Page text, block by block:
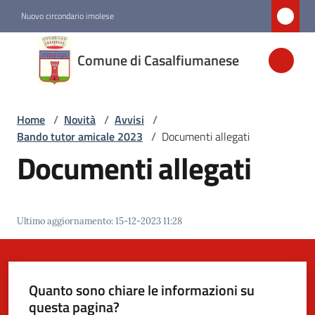
Nuovo circondario imolese
Comune di Casalfiumanese
Comune di
Casalfiumanese
Amministrazione
Novità
Menu selezionato
Servizi
Vivere
Home / Novità / Avvisi /
Bando tutor amicale 2023 / Documenti allegati
Documenti allegati
Ultimo aggiornamento:15-12-2023 11:28
Quanto sono chiare le informazioni su
questa pagina?